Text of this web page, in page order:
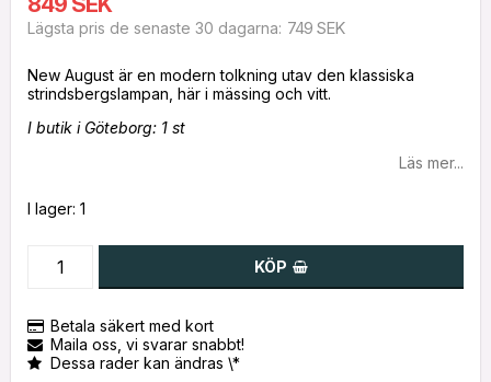
Lägsta pris de senaste 30 dagarna 749 SEK
New August är en modern tolkning utav den klassiska
I butik i Göteborg: 1 st
Läs mer...
I lager: 1
KÖP
Betala säkert med kort
Maila oss, vi svarar snabbt!
Dessa rader kan ändras \*